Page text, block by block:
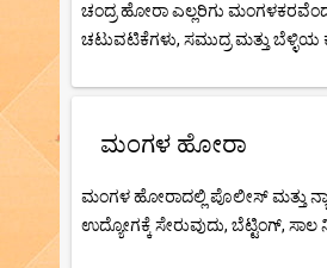
ಚಂದ್ರ ಹೋರಾ ಎಲ್ಲರಿಗು
ಚಟುವಟಿಕೆಗಳು, ಸಮುದ್ರ ಮತ್ತು ಬೆಳ್ಳಿಯ
ಮಂಗಳ ಹೋರಾ
ಮಂಗಳ ಹೋರಾದಲ್ಲಿ ಪೊಲೀಸ್ ಮತ್ತು
ಉದ್ಯೋಗಕ್ಕೆ ಸೇರುವುದು, ಬೆಟ್ಟಿಂಗ್,